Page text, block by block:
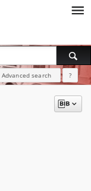
Advanced search ?